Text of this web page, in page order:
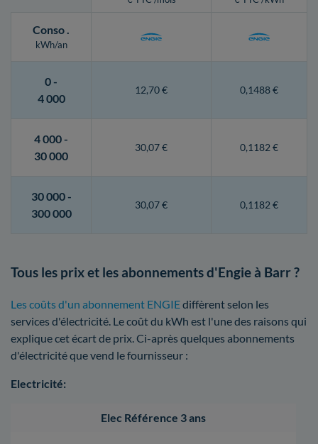
Conso.
kWh/an
0 -
4 000
12,70 € 0,1488 €
4 000 -
30 000
30,07 € 0,1182 €
30 000 -
300 000
30,07 € 0,1182 €
Tous les prix et les abonnements d'Engie à Barr ?
Les coûts d'un abonnement ENGIEdiffèrent selon les
services d'électricité. Le coût du kWh est l'une des raisons qui
explique cet écart de prix. Ci-après quelques abonnements
d'électricité que vend le fournisseur :
Electricité:
Elec Référence 3 ans